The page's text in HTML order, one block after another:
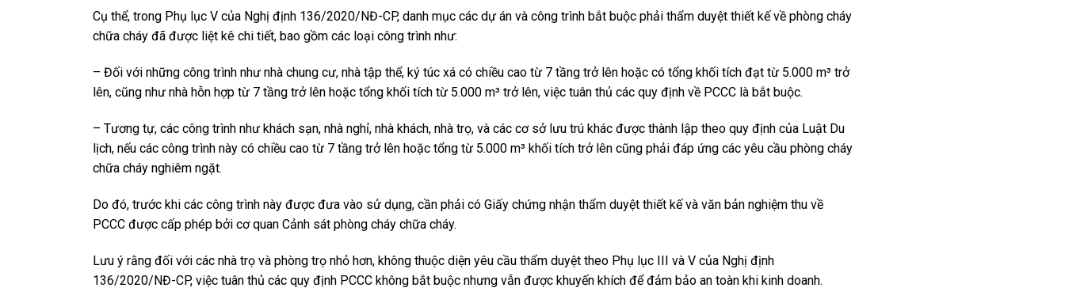
Cụ thể, trong Phụ lục V của Nghị định 136/2020/NĐ-CP, danh mục các dự án và công trình bắt buộc phải thẩm duyệt thiết kế về phòng cháy
chữa cháy đã được liệt kê chi tiết, bao gồm các loại công trình như:
– Đối với những công trình như nhà chung cư, nhà tập thể, ký túc xá có chiều cao từ 7 tầng trở lên hoặc có tổng khối tích đạt từ 5.000 m³ trở
lên, cũng như nhà hỗn hợp từ 7 tầng trở lên hoặc tổng khối tích từ 5.000 m³ trở lên, việc tuân thủ các quy định về PCCC là bắt buộc.
– Tương tự, các công trình như khách sạn, nhà nghỉ, nhà khách, nhà trọ, và các cơ sở lưu trú khác được thành lập theo quy định của Luật Du
lịch, nếu các công trình này có chiều cao từ 7 tầng trở lên hoặc tổng từ 5.000 m³ khối tích trở lên cũng phải đáp ứng các yêu cầu phòng cháy
chữa cháy nghiêm ngặt.
Do đó, trước khi các công trình này được đưa vào sử dụng, cần phải có Giấy chứng nhận thẩm duyệt thiết kế và văn bản nghiệm thu về
PCCC được cấp phép bởi cơ quan Cảnh sát phòng cháy chữa cháy.
Lưu ý rằng đối với các nhà trọ và phòng trọ nhỏ hơn, không thuộc diện yêu cầu thẩm duyệt theo Phụ lục III và V của Nghị định
136/2020/NĐ-CP, việc tuân thủ các quy định PCCC không bắt buộc nhưng vẫn được khuyến khích để đảm bảo an toàn khi kinh doanh.